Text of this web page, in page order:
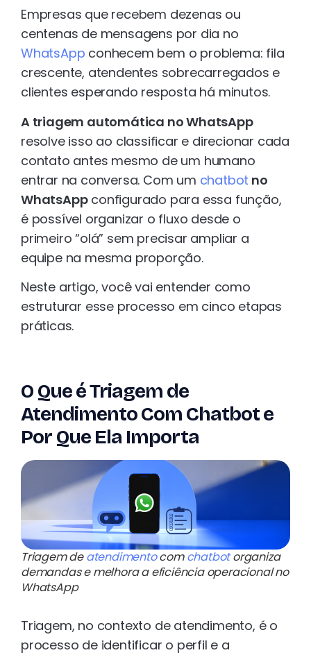
Empresas que recebem dezenas ou
centenas de mensagens por dia no
WhatsApp conhecem bem o problema: fila
crescente, atendentes sobrecarregados e
clientes esperando resposta há minutos.
A triagem automática no WhatsApp
resolve isso ao classificar e direcionar cada
contato antes mesmo de um humano
entrar na conversa. Com um chatbot no
WhatsAppconfigurado para essa função,
é possível organizar o fluxo desde o
primeiro “olá” sem precisar ampliar a
equipe na mesma proporção.
Neste artigo, você vai entender como
estruturar esse processo em cinco etapas
práticas.
O Que é Triagem de
Atendimento Com Chatbot e
Por Que Ela Importa
Triagem deatendimentocomchatbotorganiza
demandas e melhora a eficiência operacional no
WhatsApp
Triagem, no contexto de atendimento, é o
processo de identificar o perfil e a